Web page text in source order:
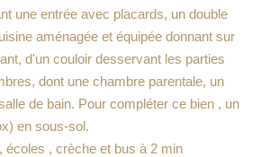
une entrée avec placards, un double
aménagée et équipée donnant sur
d'un couloir desservant les parties
dont une chambre parentale, un
de bain. Pour compléter ce bien , un
en sous-sol.
écoles , crèche et bus à 2 min